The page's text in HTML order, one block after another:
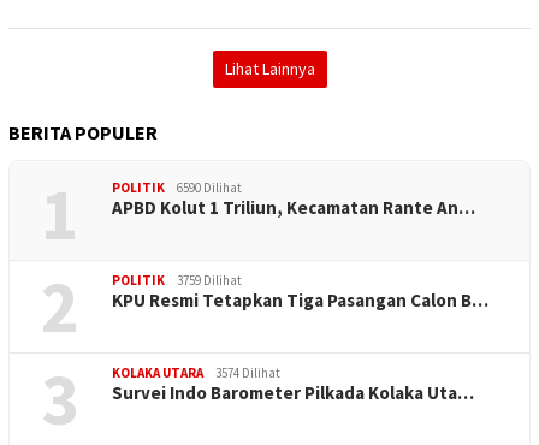
Lihat Lainnya
BERITA POPULER
1 POLITIK 6590 Dilihat
APBD Kolut 1 Triliun, Kecamatan Rante An…
2 POLITIK 3759 Dilihat
KPU Resmi Tetapkan Tiga Pasangan Calon B…
3 KOLAKA UTARA 3574 Dilihat
Survei Indo Barometer Pilkada Kolaka Uta…